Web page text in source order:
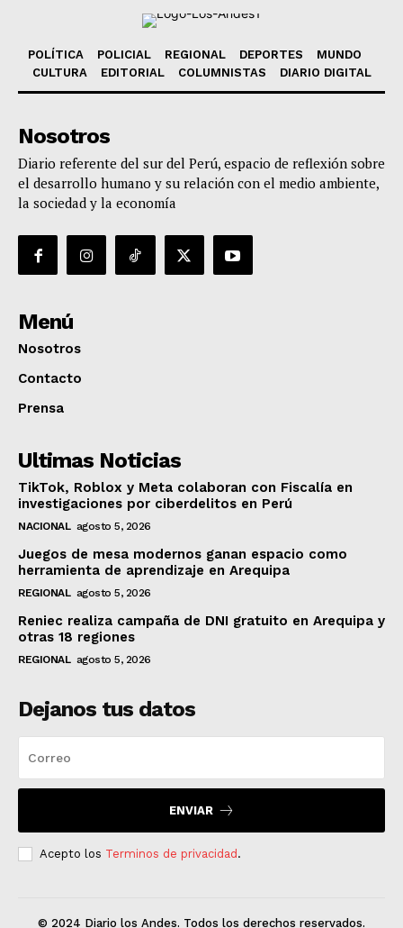
POLÍTICA POLICIAL REGIONAL DEPORTES
MUNDO
CULTURA
EDITORIAL COLUMNISTAS DIARIO DIGITAL
Nosotros
Diario referente del sur del Perú, espacio de reflexión sobre
el desarrollo humano y su relación con el medio ambiente,
la sociedad y la economía
Menú
Nosotros
Contacto
Prensa
Ultimas Noticias
TikTok, Roblox y Meta colaboran con Fiscalía en
investigaciones por ciberdelitos en Perú
NACIONAL agosto 5, 2026
Juegos de mesa modernos ganan espacio como
herramienta de aprendizaje en Arequipa
REGIONAL agosto 5, 2026
Reniec realiza campaña de DNI gratuito en Arequipa y
otras 18 regiones
REGIONAL agosto 5, 2026
Dejanos tus datos
ENVIAR
Acepto los Terminos de privacidad .
© 2024 Diario los Andes. Todos los derechos reservados.